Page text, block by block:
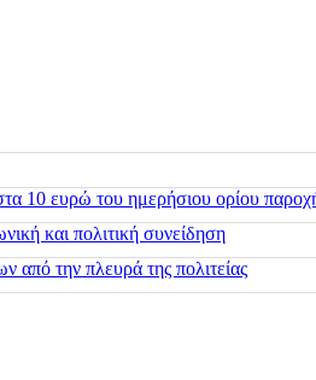
10 ευρώ του ημερήσιου ορίου
και πολιτική συνείδηση
από την πλευρά της πολιτείας